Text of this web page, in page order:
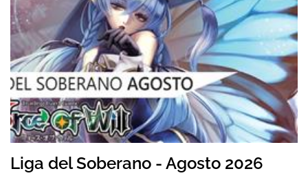
Liga del Soberano - Agosto 2026